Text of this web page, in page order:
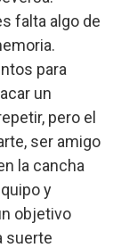
falta algo de
para
un
pero el
ser amigo
la cancha
y
objetivo
suerte